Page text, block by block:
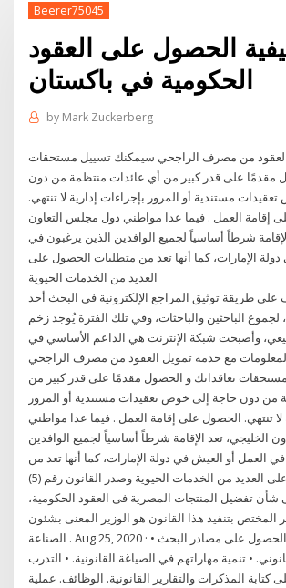
Beerer75045
الحصول على العقود
الحكومية في باكستان
by Mark Zuckerberg
من مصرف الراجحي سيمكنك تسييل مستحقات
مقدمًا على قدر كبير من أي عائدات منتظمة من دون
مستندية أو المرور بإجراءات إدارية لا تنتهي.
إقامة العمل . فيما عدا مواطني دول مجلس التعاون
شرطاً أساسياً لجميع الوافدين الذين يرغبون في
الإمارات، كما أنها تعد من متطلبات الحصول على
العديد من الخدمات الحيوية
على طريقة توثيق المراجع الإلكترونية في البحث أحد
الباحثين والباحثات، وفي تلك الفترة يُوجد زخم
وأصبحت شبكة الإنترنت هي الداعم الأساسي في
مع خدمة تمويل العقود من مصرف الراجحي
تعاقداتك و الحصول مقدمًا على قدر كبير من
من دون حاجة إلى خوض تعقيدات مستندية أو المرور
لا تنتهي. الحصول على إقامة العمل . فيما عدا مواطني
الخليجي، تعد الإقامة شرطاً أساسياً لجميع الوافدين
العمل أو العيش في دولة الإمارات، كما أنها تعد من
متطلبات الحصول على العديد من الخدمات الحيوية وصدر القانون رقم (5)
2015 فى شأن تفضيل المنتجات المصرية فى العقود الحكومية،
المختص بتنفيذ هذا القانون هو الوزير المعنى بشئون
الصناعة . Aug 25, 2020 · • معرفة كيفية الحصول على مصادر البحث
• تنمية مهاراتهم في الصياغة القانونية. • التدرب
كتابة المذكرات والتقارير القانونية. الوظائف. عملية